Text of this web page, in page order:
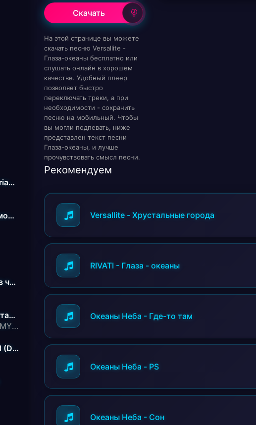
Дайте Дури (Triad Remix)
Обними меня молча ничего не говори
Меня сегодня в чёрный список занесли
А душа то не стареет
ALEXANDER & MY FAMILY
ЗАМАНЧИВАЯ (Deep House Remix)
Скачать
На этой странице вы можете
скачать песню Versallite -
Глаза-океаны бесплатно или
слушать онлайн в хорошем
качестве. Удобный плеер
позволяет быстро
переключать треки, а при
необходимости - сохранить
песню на мобильный. Чтобы
вы могли подпевать, ниже
представлен текст песни
Глаза-океаны, и лучше
прочувствовать смысл песни.
Рекомендуем
Versallite - Хрустальные города
RIVATI - Глаза - океаны
Океаны Неба - Где-то там
Океаны Неба - PS
Океаны Неба - Сон